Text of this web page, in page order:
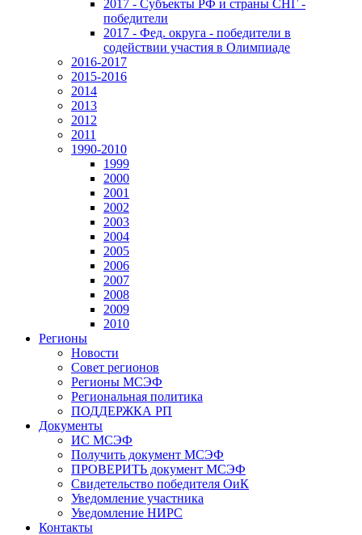
2017 - Субъекты РФ и страны СНГ -
победители
2017 - Фед. округа - победители в
содействии участия в Олимпиаде
2016-2017
2015-2016
2014
2013
2012
2011
1990-2010
1999
2000
2001
2002
2003
2004
2005
2006
2007
2008
2009
2010
Регионы
Новости
Совет регионов
Регионы МСЭФ
Региональная политика
ПОДДЕРЖКА РП
Документы
ИС МСЭФ
Получить документ МСЭФ
ПРОВЕРИТЬ документ МСЭФ
Свидетельство победителя ОиК
Уведомление участника
Уведомление НИРС
Контакты